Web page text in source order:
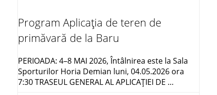
Program Aplicația de teren de
primăvară de la Baru
PERIOADA: 4–8 MAI 2026, Întâlnirea este la Sala
Sporturilor Horia Demian luni, 04.05.2026 ora
7:30 TRASEUL GENERAL AL APLICAŢIEI DE …